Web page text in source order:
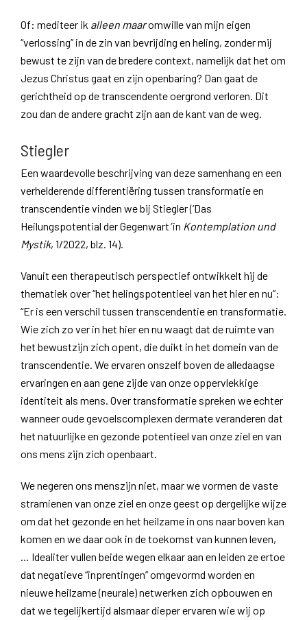
Of: mediteer ik alleen maaromwille van mijn eigen
“verlossing” in de zin van bevrijding en heling, zonder mij
bewust te zijn van de bredere context, namelijk dat het om
Jezus Christus gaat en zijn openbaring? Dan gaat de
gerichtheid op de transcendente oergrond verloren. Dit
zou dan de andere gracht zijn aan de kant van de weg.
Stiegler
Een waardevolle beschrijving van deze samenhang en een
verhelderende differentiëring tussen transformatie en
transcendentie vinden we bij Stiegler (‘Das
Heilungspotential der Gegenwartin Kontemplation und
Mystik, 1/2022, blz. 14).
Vanuit een therapeutisch perspectief ontwikkelt hij de
thematiek over “het helingspotentieel van het hier en nu”:
“Er is een verschil tussen transcendentie en transformatie.
Wie zich zo ver in het hier en nu waagt dat de ruimte van
het bewustzijn zich opent, die duikt in het domein van de
transcendentie. We ervaren onszelf boven de alledaagse
ervaringen en aan gene zijde van onze oppervlekkige
identiteit als mens. Over transformatie spreken we echter
wanneer oude gevoelscomplexen dermate veranderen dat
het natuurlijke en gezonde potentieel van onze ziel en van
ons mens zijn zich openbaart.
We negeren ons menszijn niet, maar we vormen de vaste
stramienen van onze ziel en onze geest op dergelijke wijze
om dat het gezonde en het heilzame in ons naar boven kan
komen en we daar ook in de toekomst van kunnen leven,
… Idealiter vullen beide wegen elkaar aan en leiden ze ertoe
dat negatieve “inprentingen” omgevormd worden en
nieuwe heilzame (neurale) netwerken zich opbouwen en
dat we tegelijkertijd alsmaar dieper ervaren wie wij op